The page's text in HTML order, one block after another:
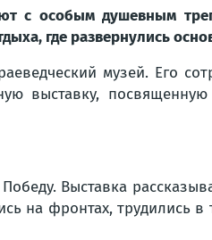
с особым душевным
где развернулись
музей. Его
выставку,
Выставка
на фронтах, трудились